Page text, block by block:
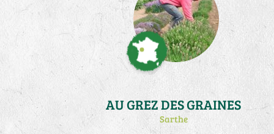
AU GREZ DES GRAINES
Sarthe